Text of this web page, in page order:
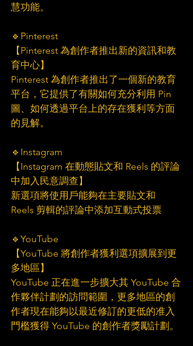
慧功能。
🔹Pinterest
【Pinterest 為創作者推出新的資訊和教
育中心】
Pinterest 為創作者推出了一個新的教育
平台，它提供了有關如何充分利用 Pin
圖、如何透過平台上的存在獲利等方面
的見解。
🔹Instagram
【Instagram 在動態貼文和 Reels 的評論
中加入民意調查】
新選項將使用戶能夠在主要貼文和
Reels 剪輯的評論中添加互動式投票
🔹YouTube
【YouTube 將創作者獲利選項擴展到更
多地區】
YouTube 正在進一步擴大其 YouTube 合
作夥伴計劃的訪問範圍，更多地區的創
作者現在能夠以最近修訂的更低的准入
門檻獲得 YouTube 的創作者獎勵計劃。